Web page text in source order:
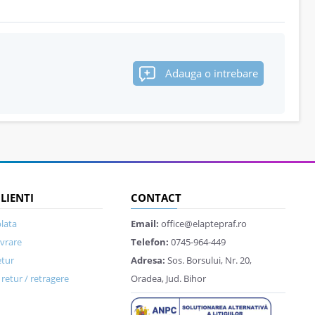
Adauga o intrebare
/ retragere
CONTACT
Email: office@elaptepraf.ro
Telefon: 0745-964-449
Adresa: Sos. Borsului, Nr. 20,
Oradea, Jud. Bihor